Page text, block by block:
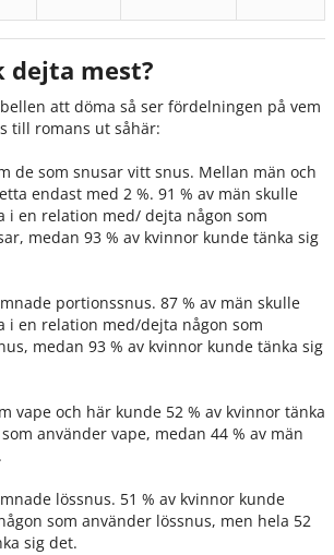
dejta mest?
att döma så ser fördelningen på vem
till romans ut såhär:
de som snusar vitt snus. Mellan män och
endast med 2 %. 91 % av män skulle
i en relation med/ dejta någon som
medan 93 % av kvinnor kunde tänka sig
portionssnus. 87 % av män skulle
i en relation med/dejta någon som
medan 93 % av kvinnor kunde tänka sig
vape och här kunde 52 % av kvinnor tänka
använder vape, medan 44 % av män
lössnus. 51 % av kvinnor kunde
som använder lössnus, men hela 52
sig det.